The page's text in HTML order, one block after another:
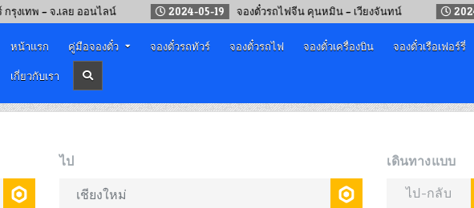
จ.เลย ออนไลน์ 2024-05-19 จองตั๋วรถไฟจีน คุนหมิน – เวียงจันทน์ 2024-05-17
หน้าแรก คู่มือจองตั๋ว จองตั๋วรถทัวร์ จองตั๋วรถไฟ จองตั๋วเครื่องบิน จองตั๋วเรือเฟอร์รี่
เกี่ยวกับเรา